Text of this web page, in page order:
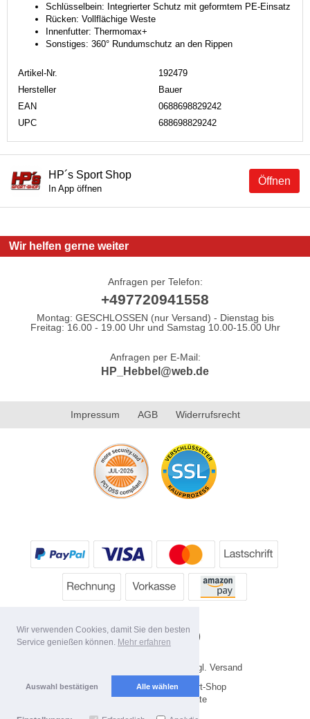
Wir verwenden Cookies, damit Sie den besten
Service genießen können. Mehr erfahren
Auswahl bestätigen Alle wählen
Schlüsselbein: Integrierter Schutz mit geformtem PE-Einsatz
Rücken: Vollflächige Weste
Innenfutter: Thermomax+
Sonstiges: 360° Rundumschutz an den Rippen
Artikel-Nr.
192479
Hersteller
Bauer
EAN
0688698829242
UPC
688698829242
Öffnen
HP´s Sport Shop
In App öffnen
Wir helfen gerne weiter
Anfragen per Telefon:
+497720941558
Montag: GESCHLOSSEN (nur Versand) - Dienstag bis
Freitag: 16.00 - 19.00 Uhr und Samstag 10.00-15.00 Uhr
Anfragen per E-Mail:
HP_Hebbel@web.de
Impressum AGB Widerrufsrecht
* Alle Preise inkl. MwSt. evtl. zzgl. Versand
Copyright 2026 by HP's Sport-Shop
Mobile Shop by Shopgate